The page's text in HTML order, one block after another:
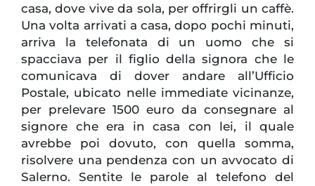
casa, dove vive da sola, per offrirgli un caffè.
Una volta arrivati a casa, dopo pochi minuti,
arriva la telefonata di un uomo che si
spacciava per il figlio della signora che le
comunicava di dover andare all’Ufficio
Postale, ubicato nelle immediate vicinanze,
per prelevare 1500 euro da consegnare al
signore che era in casa con lei, il quale
avrebbe poi dovuto, con quella somma,
risolvere una pendenza con un avvocato di
Salerno. Sentite le parole al telefono del